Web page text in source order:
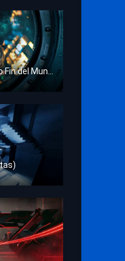
Proyecto Salvación (Proyecto Fin del Mundo)